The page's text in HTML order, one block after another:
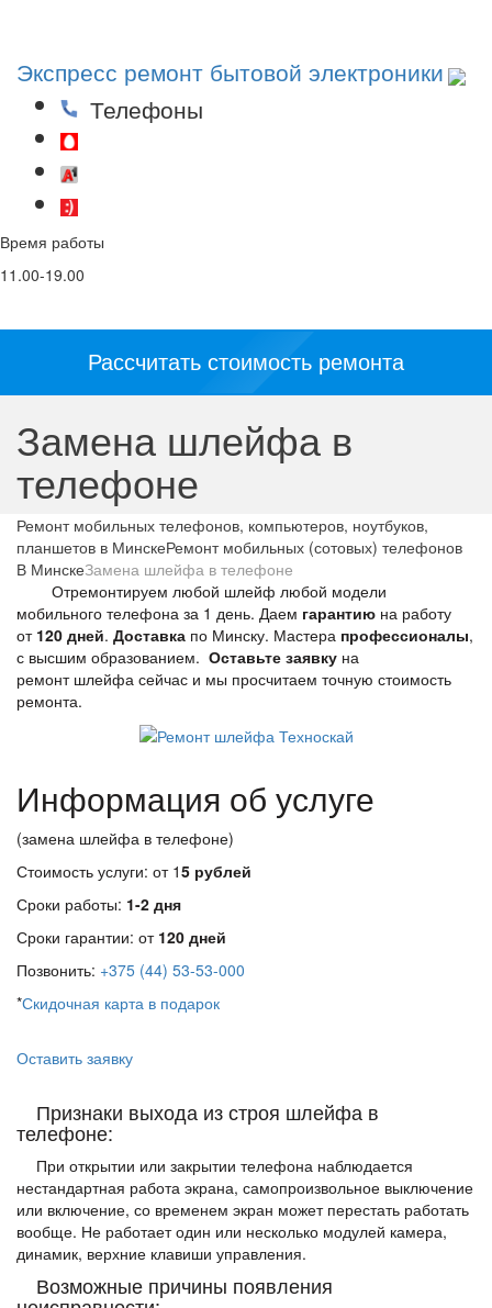
Экспресс ремонт бытовой электроники
Телефоны
Время работы
11.00-19.00
Рассчитать стоимость ремонта
Замена шлейфа в
телефоне
Ремонт мобильных телефонов, компьютеров, ноутбуков,
планшетов в МинскеРемонт мобильных (сотовых) телефонов
В МинскеЗамена шлейфа в телефоне
Отремонтируем любой шлейф любой модели
мобильного телефона за 1 день. Даем гарантию на работу
от 120 дней. Доставка по Минску. Мастера профессионалы,
с высшим образованием. Оставьте заявку на
ремонт шлейфа сейчас и мы просчитаем точную стоимость
ремонта.
Информация об услуге
(замена шлейфа в телефоне)
Стоимость услуги: от 15 рублей
Сроки работы: 1-2 дня
Сроки гарантии: от 120 дней
Позвонить: +375 (44) 53-53-000
*Скидочная карта в подарок
Оставить заявку
Признаки выхода из строя шлейфа в
телефоне:
При открытии или закрытии телефона наблюдается
нестандартная работа экрана, самопроизвольное выключение
или включение, со временем экран может перестать работать
вообще. Не работает один или несколько модулей камера,
динамик, верхние клавиши управления.
Возможные причины появления